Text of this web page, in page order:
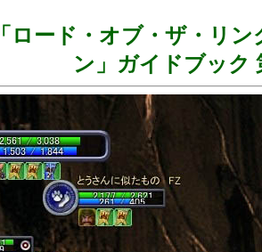
「ロード・オブ・ザ・リ
ン」ガイドブック